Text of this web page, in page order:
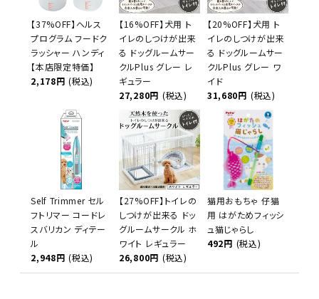
【37%OFF】ヘルス
プログラム フードク
ラッシャー ハンディ
【本店限定特価】
2,178円 (税込)
【16%OFF】犬用 ト
イレのしつけが出来
る ドッグルームサー
クルPlus グレー レ
ギュラー
27,280円 (税込)
【20%OFF】犬用 ト
イレのしつけが出来
る ドッグルームサー
クルPlus グレー ワ
イド
31,680円 (税込)
Self Trimmer セル
フトリマー コードレ
スバリカン ディテー
ル
2,948円 (税込)
【27%OFF】トイレの
しつけが出来る ドッ
グルームサークル ホ
ワイト レギュラー
26,800円 (税込)
猫用おもちゃ 仔猫
用 はがためフィッシ
ュ猫じゃらし
492円 (税込)